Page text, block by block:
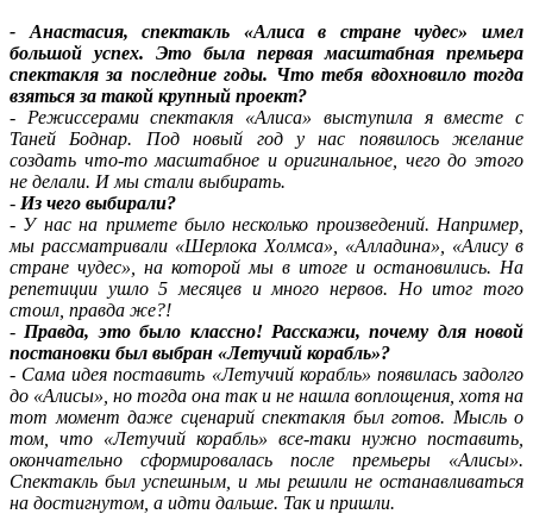
- Анастасия, спектакль «Алиса в стране чудес» имел
большой успех. Это была первая масштабная премьера
спектакля за последние годы. Что тебя вдохновило тогда
взяться за такой крупный проект?
- Режиссерами спектакля «Алиса» выступила я вместе с
Таней Боднар. Под новый год у нас появилось желание
создать что-то масштабное и оригинальное, чего до этого
не делали. И мы стали выбирать.
- Из чего выбирали?
- У нас на примете было несколько произведений. Например,
мы рассматривали «Шерлока Холмса», «Алладина», «Алису в
стране чудес», на которой мы в итоге и остановились. На
репетиции ушло 5 месяцев и много нервов. Но итог того
стоил, правда же?!
- Правда, это было классно! Расскажи, почему для новой
постановки был выбран «Летучий корабль»?
- Сама идея поставить «Летучий корабль» появилась задолго
до «Алисы», но тогда она так и не нашла воплощения, хотя на
тот момент даже сценарий спектакля был готов. Мысль о
том, что «Летучий корабль» все-таки нужно поставить,
окончательно сформировалась после премьеры «Алисы».
Спектакль был успешным, и мы решили не останавливаться
на достигнутом, а идти дальше. Так и пришли.